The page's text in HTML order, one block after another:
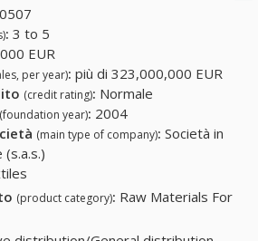
: 3 to 5
EUR
per year): più di 323,000,000 EUR
(credit rating): Normale
(foundation year): 2004
(main type of company): Società in
(product category): Raw Materials For